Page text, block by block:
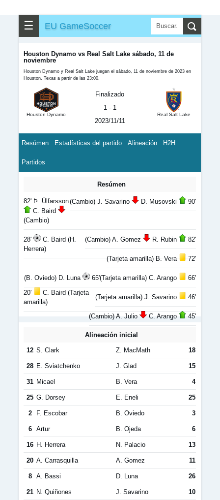
☰ EU GameSoccer
Houston Dynamo vs Real Salt Lake sábado, 11 de
noviembre
Houston Dynamo y Real Salt Lake juegan el sábado, 11 de noviembre de 2023 en
Houston, Texas a partir de las 23:00.
Houston Dynamo
Finalizado
1 - 1
2023/11/11
Real Salt Lake
Resúmen Estadísticas del partido Alineación H2H
Partidos
Resúmen
(Cambio) J. Savarino D. Musovski 90'
82' Þ. Úlfarsson
C. Baird
(Cambio)
(Cambio) A. Gomez R. Rubin 82'
(Tarjeta amarilla) B. Vera 72'
(Tarjeta amarilla) C. Arango 66'
(B. Oviedo) D. Luna 65'
(Tarjeta amarilla) J. Savarino 46'
(Cambio) A. Julio C. Arango 45'
28'
C. Baird (H.
Herrera)
20'
C. Baird (Tarjeta
amarilla)
Alineación inicial
12 S. Clark Z. MacMath 18
28 E. Sviatchenko J. Glad 15
31 Micael B. Vera 4
25 G. Dorsey E. Eneli 25
2 F. Escobar B. Oviedo 3
6 Artur B. Ojeda 6
16 H. Herrera N. Palacio 13
20 A. Carrasquilla A. Gomez 11
8 A. Bassi D. Luna 26
21 N. Quiñones J. Savarino 10